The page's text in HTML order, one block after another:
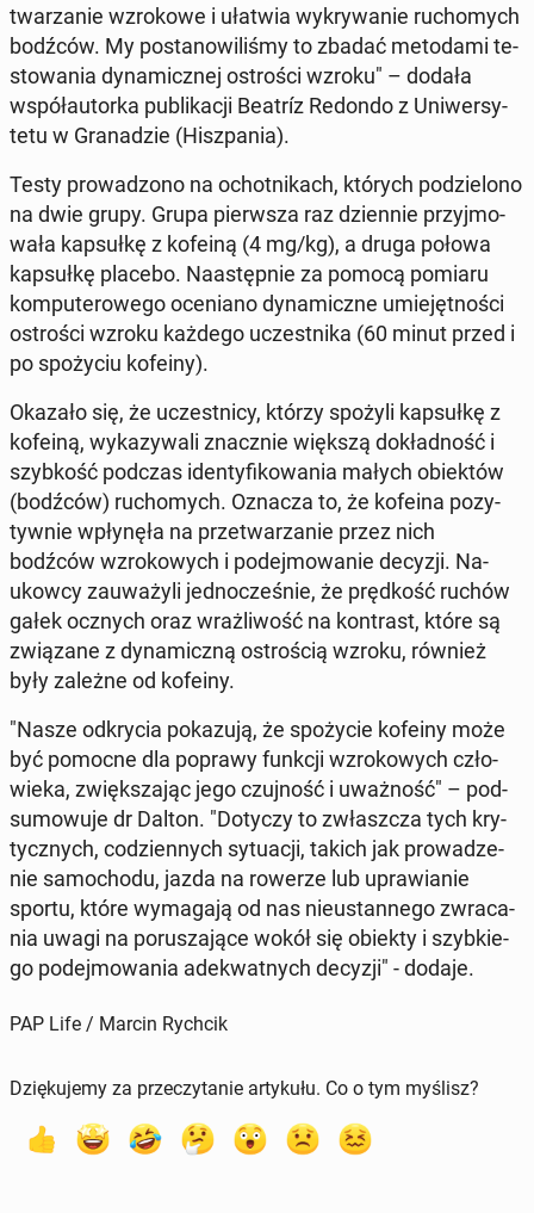
twa­rza­nie wzro­ko­we i ułatwia wy­kry­wa­nie ru­cho­mych
bodźców. My po­sta­no­wi­li­śmy to zbadać me­to­da­mi te­
sto­wa­nia dy­na­micz­nej ostro­ści wzroku" – dodała
współ­au­tor­ka pu­bli­ka­cji Beatríz Redondo z Uni­wer­sy­
te­tu w Gra­na­dzie (Hisz­pa­nia).
Testy pro­wa­dzo­no na ochot­ni­kach, których po­dzie­lo­no
na dwie grupy. Grupa pierw­sza raz dzien­nie przyj­mo­
wa­ła kap­suł­kę z kofeiną (4 mg/kg), a druga połowa
kap­suł­kę placebo. Na­astęp­nie za pomocą pomiaru
kom­pu­te­ro­we­go oce­nia­no dy­na­micz­ne umie­jęt­no­ści
ostro­ści wzroku każdego uczest­ni­ka (60 minut przed i
po spo­ży­ciu kofeiny).
Okazało się, że uczest­ni­cy, którzy spożyli kap­suł­kę z
kofeiną, wy­ka­zy­wa­li znacz­nie większą do­kład­ność i
szyb­kość podczas iden­ty­fi­ko­wa­nia małych obiek­tów
(bodźców) ru­cho­mych. Oznacza to, że kofeina po­zy­
tyw­nie wpły­nę­ła na prze­twa­rza­nie przez nich
bodźców wzro­ko­wych i po­dej­mo­wa­nie decyzji. Na­
ukow­cy za­uwa­ży­li jed­no­cze­śnie, że pręd­kość ruchów
gałek ocznych oraz wraż­li­wość na kon­trast, które są
zwią­za­ne z dy­na­micz­ną ostro­ścią wzroku, również
były zależne od kofeiny.
"Nasze od­kry­cia po­ka­zu­ją, że spo­ży­cie kofeiny może
być pomocne dla poprawy funkcji wzro­ko­wych czło­
wie­ka, zwięk­sza­jąc jego czuj­ność i uważ­ność" – pod­
su­mo­wu­je dr Dalton. "Dotyczy to zwłasz­cza tych kry­
tycz­nych, co­dzien­nych sy­tu­acji, takich jak pro­wa­dze­
nie sa­mo­cho­du, jazda na rowerze lub upra­wia­nie
sportu, które wy­ma­ga­ją od nas nie­ustan­ne­go zwra­ca­
nia uwagi na po­ru­sza­ją­ce wokół się obiekty i szyb­kie­
go po­dej­mo­wa­nia ade­kwat­nych decyzji" - dodaje.
PAP Life / Marcin Rychcik
Dziękujemy za przeczytanie artykułu. Co o tym myślisz?